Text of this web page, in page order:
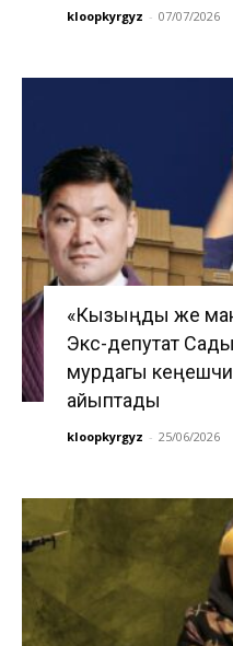
kloopkyrgyz - 07/07/2026
«Кызыңды же
Экс-депутат
мурдагы
айыптады
kloopkyrgyz - 25/06/2026